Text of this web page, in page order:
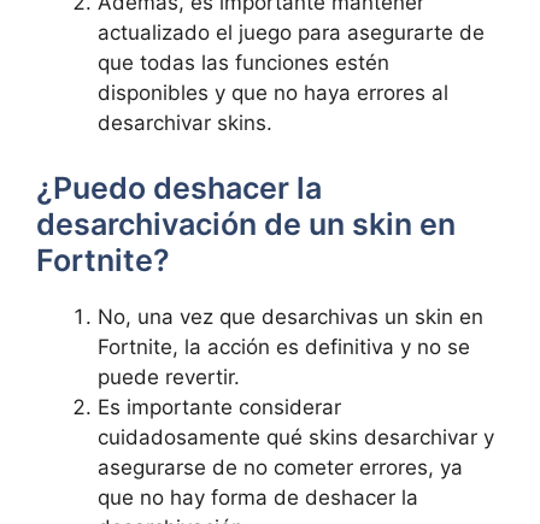
actualizado el juego para asegurarte de
que todas las funciones estén
disponibles y que no haya errores al
desarchivar skins.
¿Puedo deshacer la
desarchivación de un skin en
Fortnite?
No, una vez que desarchivas un skin en
Fortnite, la acción es definitiva y no se
puede revertir.
Es importante considerar
cuidadosamente qué skins desarchivar y
asegurarse de no cometer errores, ya
que no hay forma de deshacer la